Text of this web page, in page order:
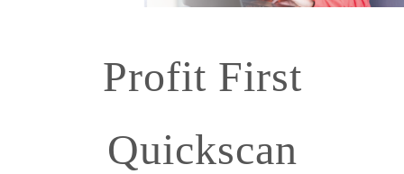
Profit First
Quickscan